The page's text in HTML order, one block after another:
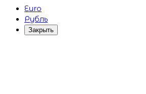
Euro
Рубль
Закрыть